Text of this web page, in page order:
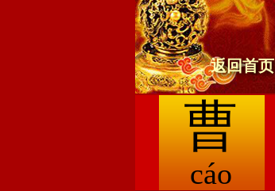
返回首页
曹
cáo